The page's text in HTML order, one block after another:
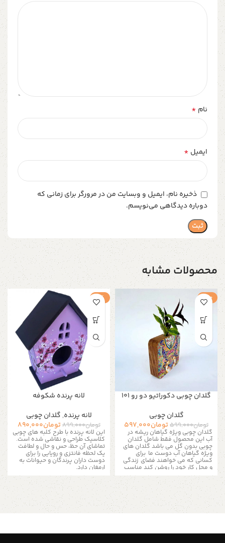
نام *
ایمیل *
ذخیره نام، ایمیل و وبسایت من در مرورگر برای زمانی که
دوباره دیدگاهی می‌نویسم.
محصولات مشابه
حراج
گلدان چوبی دکوراتیو دو رو 101
گلدان چوبی
تومان599,000تومان597,000
گلدان چوبی ویژه گیاهان ریشه در
آب این محصول فقط شامل گلدان
چوبی بدون گل می باشد گلدان های
ویژه گیاهان آب دوست ما برای
کسانی که می خواهند فضای زندگی
و محل کار خود را روشن کند مناسب
است. این گلدان ها رو میتونید روی
قفسه های کتاب ، شلف های دیواری
، میز نهار خوری ، میز اوپن آشپزخانه
یا موارد دیگر قرار بدید .
گلدان ها
کارخانه تسویه هوا هستندگیاهان
-1%
لانه پرنده شکوفه
لانه پرنده, گلدان چوبی
تومان899,000تومان890,000
این لانه پرنده با طرح کلبه های چوبی
کلاسیک طراحی و نقاشی شده است.
تماشای آن حظ، حس و حال و لطافت
یک لحظه فانتزی و رویایی را برای
دوست داران پرندگان و حیوانات به
ارمغان دارد.
لانه چوبی که با رنگ اکریلیک بی بو و
ضد حساسیت نقاشی شده برای خود
پرنده نیز، زیبا و بی مخاطره است!
این لانه ها را می توان بسته به
موقعیت در حیاط، باغ یا حتی کوچه
روی تنه درختان، دیوار یا بالکن و در